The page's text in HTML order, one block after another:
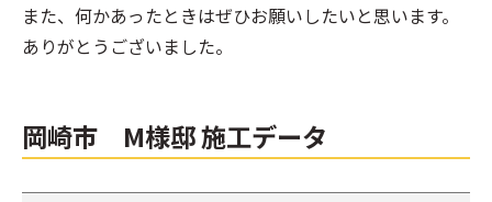
また、何かあったときはぜひお願いしたいと思います。
ありがとうございました。
岡崎市 M様邸 施工データ